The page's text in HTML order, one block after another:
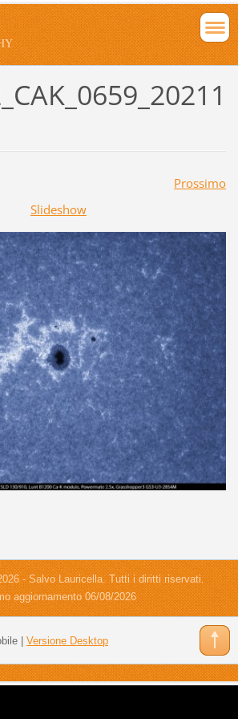
Prossimo
Slideshow
- Salvo Lauricella. Tutti i diritti riservati.
aggiornamento 06/08/2026
| Versione Desktop